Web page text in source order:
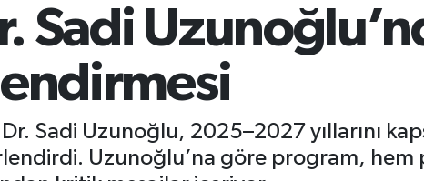
BITCOIN
Sadi
Sadi Uzunoğlu, 2025–2027 yıllarını
Uzunoğlu’na göre program, hem